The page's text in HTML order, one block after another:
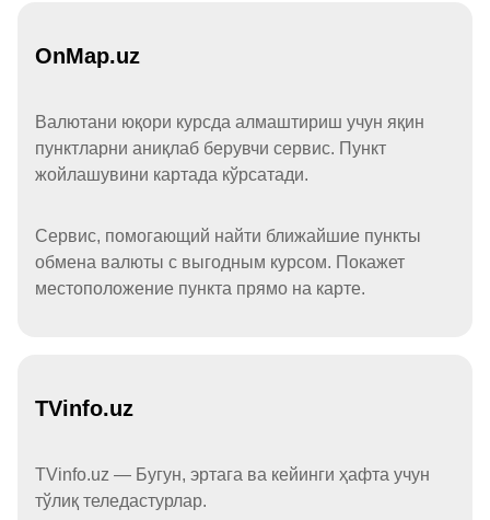
OnMap.uz
Валютани юқори курсда алмаштириш учун яқин
пунктларни аниқлаб берувчи сервис. Пункт
жойлашувини картада кўрсатади.
Сервис, помогающий найти ближайшие пункты
обмена валюты с выгодным курсом. Покажет
местоположение пункта прямо на карте.
TVinfo.uz
TVinfo.uz — Бугун, эртага ва кейинги ҳафта учун
тўлиқ теледастурлар.